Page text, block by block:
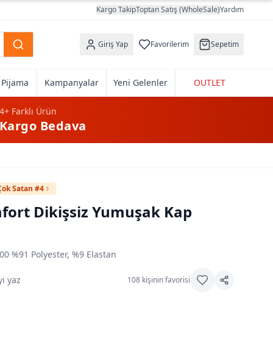
Kargo TakipToptan Satış (WholeSale)Yardım
Giriş Yap Favorilerim Sepetim
Pijama Kampanyalar Yeni Gelenler OUTLET
4+Farklı Ürün
Bedava
Satan #4
Dikişsiz Yumuşak Kap
·%91 Polyester, %9 Elastan
yaz 108 kişinin favorisi